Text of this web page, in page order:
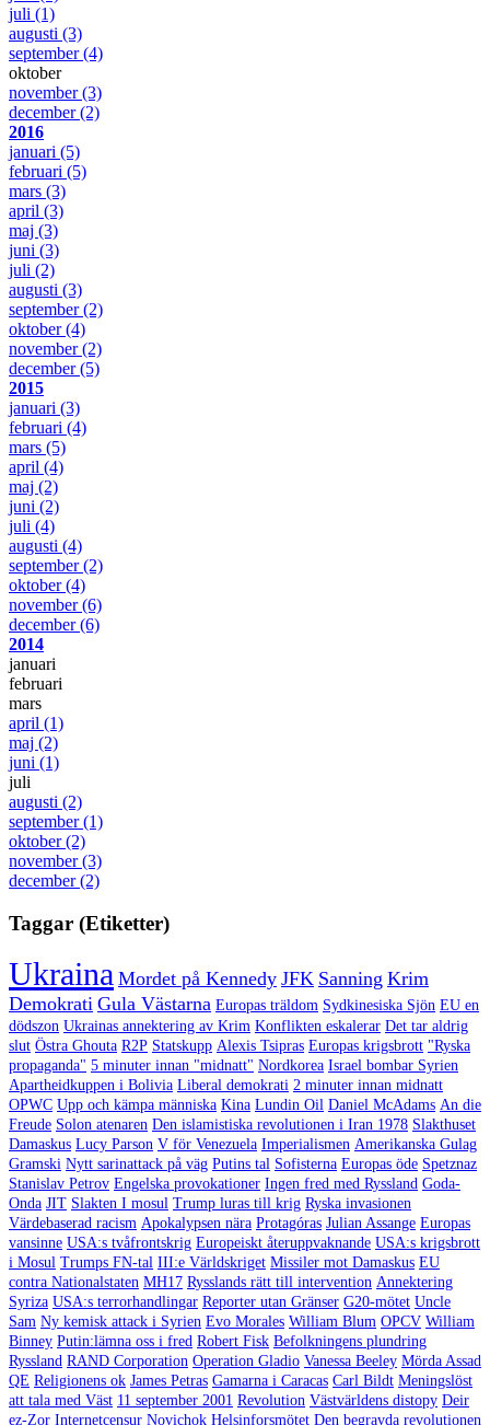
juli (1)
augusti (3)
september(4)
oktober
november(3)
december(2)
2016
januari (5)
februari (5)
mars (3)
april (3)
maj (3)
juni (3)
juli (2)
augusti (3)
september(2)
oktober(4)
november(2)
december(5)
2015
januari (3)
februari (4)
mars (5)
april (4)
maj (2)
juni (2)
juli (4)
augusti (4)
september(2)
oktober(4)
november(6)
december(6)
2014
januari
februari
mars
april (1)
maj (2)
juni (1)
juli
augusti (2)
september(1)
oktober(2)
november(3)
december(2)
Taggar (Etiketter)
Ukraina Mordet på Kennedy JFK Sanning Krim
Demokrati Gula Västarna Europas träldom Sydkinesiska Sjön EU en
dödszon Ukrainas annektering av Krim Konflikten eskalerar Det tar aldrig
slut Östra Ghouta R2P Statskupp Alexis Tsipras Europas krigsbrott "Ryska
propaganda" 5 minuter innan "midnatt" Nordkorea Israel bombar Syrien
Apartheidkuppen i Bolivia Liberal demokrati 2 minuter innan midnatt
OPWC Upp och kämpa människa Kina Lundin Oil Daniel McAdams An die
Freude Solon atenaren Den islamistiska revolutionen i Iran 1978 Slakthuset
Damaskus Lucy Parson V för Venezuela Imperialismen Amerikanska Gulag
Gramski Nytt sarinattack på väg Putins tal Sofisterna Europas öde Spetznaz
Stanislav Petrov Engelska provokationer Ingen fred med Ryssland Goda-
Onda JIT Slakten I mosul Trump luras till krig Ryska invasionen
Värdebaserad racism Apokalypsen nära Protagóras Julian Assange Europas
vansinne USA:s tvåfrontskrig Europeiskt återuppvaknande USA:s krigsbrott
i Mosul Trumps FN-tal III:e Världskriget Missiler mot Damaskus EU
contra Nationalstaten MH17 Rysslands rätt till intervention Annektering
Syriza USA:s terrorhandlingar Reporter utan Gränser G20-mötet Uncle
Sam Ny kemisk attack i Syrien Evo Morales William Blum OPCV William
Binney Putin:lämna oss i fred Robert Fisk Befolkningens plundring
Ryssland RAND Corporation Operation Gladio Vanessa Beeley Mörda Assad
QE Religionens ok James Petras Gamarna i Caracas Carl Bildt Meningslöst
att tala med Väst 11 september 2001 Revolution Västvärldens distopy Deir
ez-Zor Internetcensur Novichok Helsinforsmötet Den begravda revolutionen